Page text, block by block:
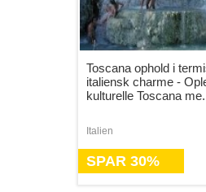
Toscana ophold i
italiensk charme -
kulturelle Toscana
Italien
SPAR 30%